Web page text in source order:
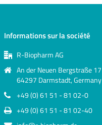
Informations sur la société
R-Biopharm AG
An der Neuen Bergstraße 17
64297 Darmstadt, Germany
+49 (0) 61 51 - 81 02-0
+49 (0) 61 51 - 81 02-40